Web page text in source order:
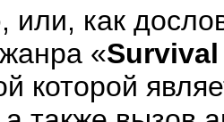
, или, как
«
которой